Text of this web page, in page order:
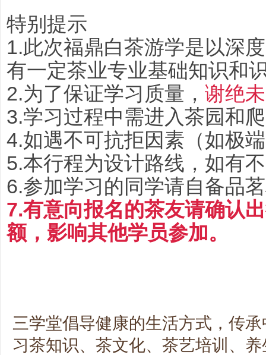
特别提示
1.此次福鼎白茶游学是以深
有一定茶业专业基础知识和
2.为了保证学习质量， 谢绝
3.学习过程中需进入茶园和
4.如遇不可抗拒因素（如极
5.本行程为设计路线，如有
6.参加学习的同学请自备品
7.有意向报名的茶友请确认
额，影响其他学员参加。
三学堂倡导健康的生活方式，传
习茶知识、茶文化、茶艺培训、